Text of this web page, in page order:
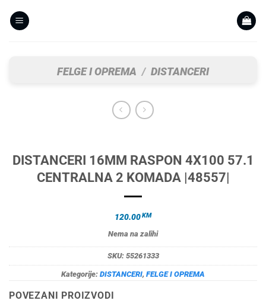
FELGE I OPREMA / DISTANCERI
DISTANCERI 16MM RASPON 4X100 57.1
CENTRALNA 2 KOMADA |48557|
120.00KM
Nema na zalihi
SKU: 55261333
Kategorije: DISTANCERI, FELGE I OPREMA
POVEZANI PROIZVODI